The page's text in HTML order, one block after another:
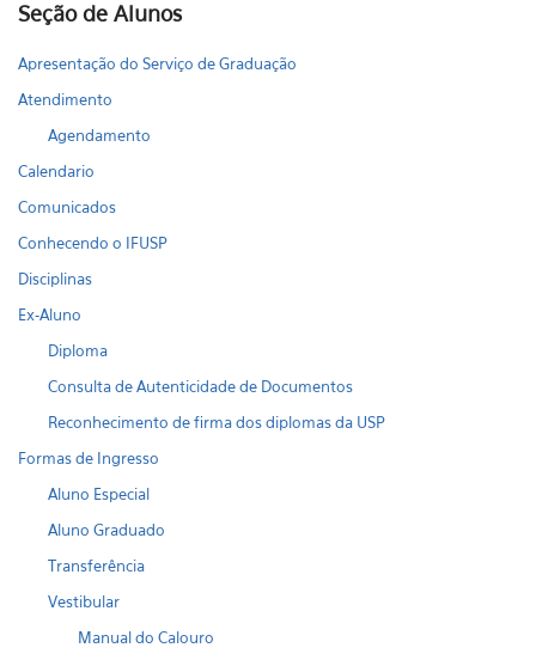
Seção de Alunos
Apresentação do Serviço de Graduação
Atendimento
Agendamento
Calendario
Comunicados
Conhecendo o IFUSP
Disciplinas
Ex-Aluno
Diploma
Consulta de Autenticidade de Documentos
Reconhecimento de firma dos diplomas da USP
Formas de Ingresso
Aluno Especial
Aluno Graduado
Transferência
Vestibular
Manual do Calouro